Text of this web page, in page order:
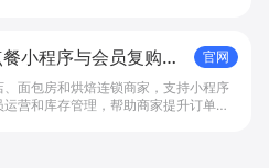
小程序与会员复购工
官网
面包房和烘焙连锁商家，支持小程序
营和库存管理，帮助商家提升订单转